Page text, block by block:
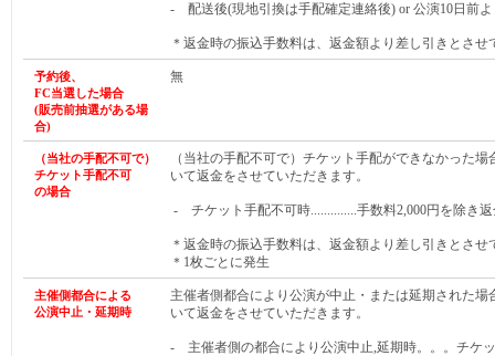
- 配送後(現地引換は手配確定連絡後) or 公演10日前よ
＊返金時の振込手数料は、返金額より差し引きとさせ
予約後、
FC当選した場合
(販売前抽選がある場
合)
無
（当社の手配不可で）
チケット手配不可
の場合
（当社の手配不可で）チケット手配ができなかった
いて返金をさせていただきます。
- チケット手配不可時..............手数料2,000円を除き
＊返金時の振込手数料は、返金額より差し引きとさせ
＊1枚ごとに発生
主催側都合による
公演中止・延期時
主催者側都合により公演が中止・または延期された
いて返金をさせていただきます。
- 主催者側の都合により公演中止,延期時。。。チケ